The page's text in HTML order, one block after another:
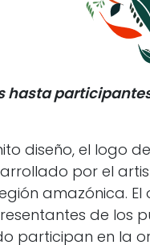
hasta
diseño, el logo
por el
amazónica.
de los
participan en la